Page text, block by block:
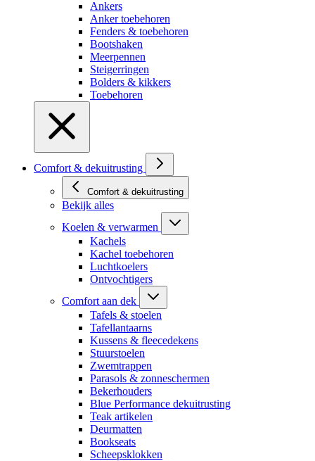
Ankers
Anker toebehoren
Fenders & toebehoren
Bootshaken
Meerpennen
Steigerringen
Bolders & kikkers
Toebehoren
Comfort & dekuitrusting
Comfort & dekuitrusting
Bekijk alles
Koelen & verwarmen
Kachels
Kachel toebehoren
Luchtkoelers
Ontvochtigers
Comfort aan dek
Tafels & stoelen
Tafellantaarns
Kussens & fleecedekens
Stuurstoelen
Zwemtrappen
Parasols & zonneschermen
Bekerhouders
Blue Performance dekuitrusting
Teak artikelen
Deurmatten
Bookseats
Scheepsklokken